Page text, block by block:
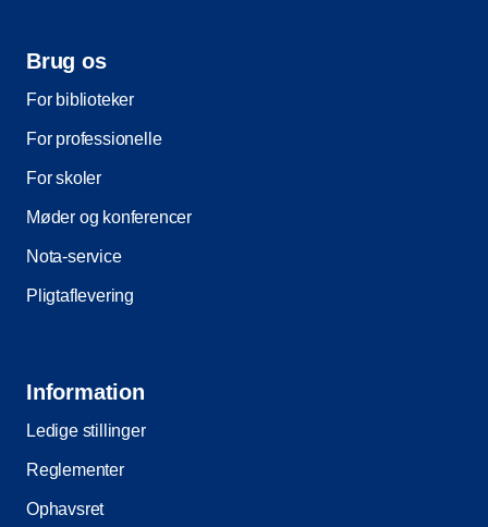
Brug os
For biblioteker
For professionelle
For skoler
Møder og konferencer
Nota-service
Pligtaflevering
Information
Ledige stillinger
Reglementer
Ophavsret